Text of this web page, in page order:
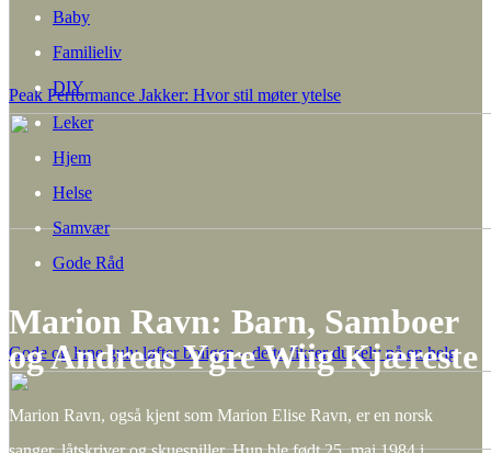
Peak Performance Jakker: Hvor stil møter ytelse
Gode og lune gulv løfter boligen – dette fikser du selv på en helg
Baby
Familieliv
DIY
Leker
Hjem
Helse
Samvær
Gode Råd
Marion Ravn: Barn, Samboer
og Andreas Ygre Wiig Kjæreste
Marion Ravn, også kjent som Marion Elise Ravn, er en norsk